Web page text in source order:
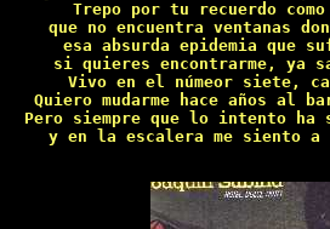
Trepo por tu recuerdo como
que no encuentra ventanas
esa absurda epidemia que
si quieres encontrarme, ya
Vivo en el númeor siete,
Quiero mudarme hace años al
Pero siempre que lo intento
y en la escalera me siento a